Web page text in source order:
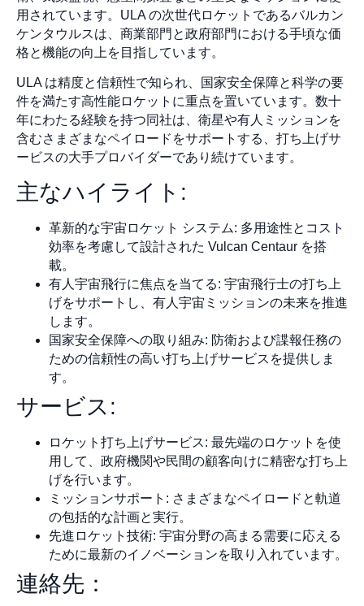
用されています。ULA の次世代ロケットであるバルカン
ケンタウルスは、商業部門と政府部門における手頃な価
格と機能の向上を目指しています。
ULA は精度と信頼性で知られ、国家安全保障と科学の要
件を満たす高性能ロケットに重点を置いています。数十
年にわたる経験を持つ同社は、衛星や有人ミッションを
含むさまざまなペイロードをサポートする、打ち上げサ
ービスの大手プロバイダーであり続けています。
主なハイライト:
革新的な宇宙ロケット システム: 多用途性とコスト
効率を考慮して設計された Vulcan Centaur を搭
載。
有人宇宙飛行に焦点を当てる: 宇宙飛行士の打ち上
げをサポートし、有人宇宙ミッションの未来を推進
します。
国家安全保障への取り組み: 防衛および諜報任務の
ための信頼性の高い打ち上げサービスを提供しま
す。
サービス:
ロケット打ち上げサービス: 最先端のロケットを使
用して、政府機関や民間の顧客向けに精密な打ち上
げを行います。
ミッションサポート: さまざまなペイロードと軌道
の包括的な計画と実行。
先進ロケット技術: 宇宙分野の高まる需要に応える
ために最新のイノベーションを取り入れています。
連絡先：